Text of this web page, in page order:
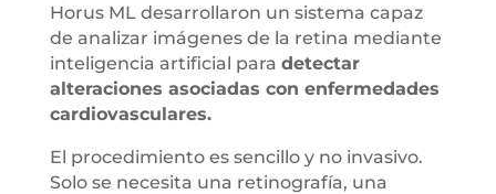
Horus ML desarrollaron un sistema capaz
de analizar imágenes de la retina mediante
inteligencia artificial para detectar
alteraciones asociadas con enfermedades
cardiovasculares.
El procedimiento es sencillo y no invasivo.
Solo se necesita una retinografía, una